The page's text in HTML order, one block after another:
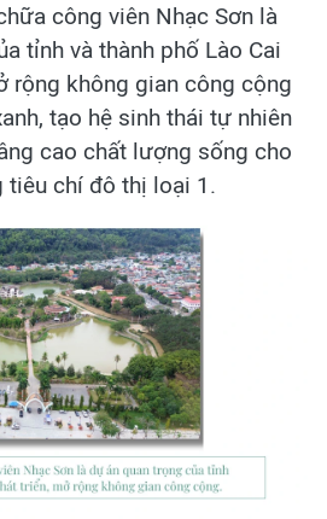
công viên Nhạc Sơn là
tỉnh và thành phố Lào Cai
rộng không gian công cộng
tạo hệ sinh thái tự nhiên
cao chất lượng sống cho
tiêu chí đô thị loại 1.